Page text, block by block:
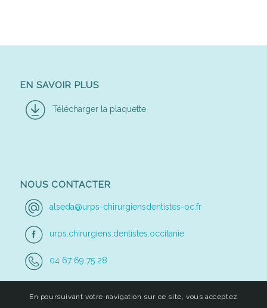
EN SAVOIR PLUS
Télécharger la plaquette
NOUS CONTACTER
alseda@urps-chirurgiensdentistes-oc.fr
urps.chirurgiens.dentistes.occitanie
04 67 69 75 28
En poursuivant votre navigation sur ce site, vous acceptez